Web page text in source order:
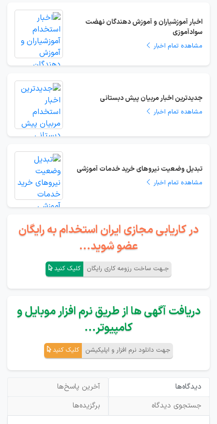
اخبار آموزشیاران و آموزش دهندگان نهضت
سوادآموزی
مشاهده تمام اخبار
جدیدترین اخبار مربیان پیش دبستانی
مشاهده تمام اخبار
تبدیل وضعیت نیروهای خرید خدمات آموزشی
مشاهده تمام اخبار
در کاریابی مجازی ایران استخدام به رایگان
عضو شوید...
جـهت ساخت رزومه کاری رایگان کلیک کنید
دریافت آگهی ها از طریق نرم افزار موبایل و
کامپیوتر...
جهت دانلود نرم افزار و اپلیکیشن کلیک کنید
دیدگاه‌ها
آخرین پاسخ‌ها
جستجوی دیدگاه
برگزیده‌ها